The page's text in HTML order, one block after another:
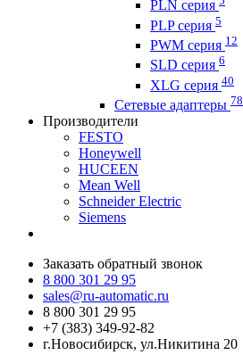
PLN серия
PLP серия 5
PWM серия 12
SLD серия 6
XLG серия 40
Сетевые адаптеры 78
Производители
FESTO
Honeywell
HUCEEN
Mean Well
Schneider Electric
Siemens
Заказать обратный звонок
8 800 301 29 95
sales@ru-automatic.ru
8 800 301 29 95
+7 (383) 349-92-82
г.Новосибирск, ул.Никитина 20